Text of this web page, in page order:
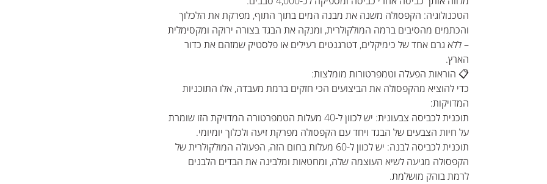
הטכנולוגיה: הקפסולה משנה את מבנה המים בתוך התוף, מפרקת את הלכלוך
והכתמים מהסיבים ברמה המולקולרית, ומנקה את הבגד בצורה ירוקה ומקסימלית
– ללא גרם אחד של כימיקלים, דטרגנטים רעילים או פלסטיק שמזהם את כדור
הארץ.
📋 הוראות הפעלה וטמפרטורות מומלצות:
כדי להוציא מהקפסולה את הביצועים הכי חזקים ברמת מעבדה, אלו התוכניות
המדויקות:
תוכנית לכביסה צבעונית: יש לכוון ל-40 מעלות הטמפרטורה המדויקת הזו שומרת
על חיות הצבעים של הבגד ויחד עם הקפסולה מפרקת זיעה ולכלוך יומיומי.
תוכנית לכביסה לבנה: יש לכוון ל-60 מעלות בחום הזה, הפעולה המולקולרית של
הקפסולה מגיעה לשיא העוצמה שלה, ומחטאות ומלבינה את הבדים הלבנים
לרמת בוהק מושלמת.